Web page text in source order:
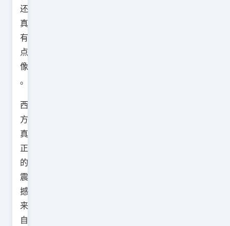
还
真
有
点
像
。
西
方
真
正
的
震
撼
来
自